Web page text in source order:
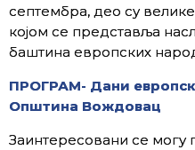
септембра, део су
којом се представља
баштина европских
ПРОГРАМ- Дани
Општина Вождовац
Заинтересовани се могу